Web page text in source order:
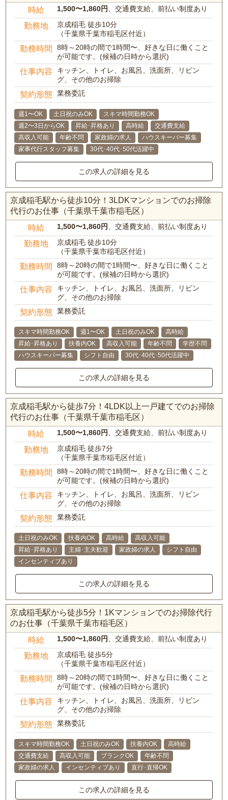
時給 1,500〜1,860円 、交通費支給、前払い制度あり
勤務地
京成稲毛 徒歩10分
（千葉県千葉市稲毛区付近）
勤務時間
8時～20時の間で1時間〜、好きな日に働くこと
が可能です。(候補の日時から選択)
仕事内容
キッチン、トイレ、お風呂、洗面所、リビン
グ、その他のお掃除
契約形態 業務委託
週1〜OK 土日祝のみOK
スキマ時間勤務OK
週2〜3日からOK
昇給･昇格あり 高時給
交通費支給
高収入可能
年齢不問 家政婦の求人
ハウスキーパー募集
家事代行スタッフ募集
30代･40代･50代活躍中
この求人の詳細を見る
京成稲毛駅から徒歩10分！3LDKマンションでのお掃除
代行のお仕事（千葉県千葉市稲毛区）
時給 1,500〜1,860円 、交通費支給、前払い制度あり
勤務地
京成稲毛 徒歩10分
（千葉県千葉市稲毛区付近）
勤務時間
8時～20時の間で1時間〜、好きな日に働くこと
が可能です。(候補の日時から選択)
仕事内容
キッチン、トイレ、お風呂、洗面所、リビン
グ、その他のお掃除
契約形態 業務委託
スキマ時間勤務OK 週1〜OK 土日祝のみOK
高時給
昇給･昇格あり
扶養内OK 高収入可能 年齢不問
学歴不問
ハウスキーパー募集
シフト自由 30代･40代･50代活躍中
この求人の詳細を見る
京成稲毛駅から徒歩7分！4LDK以上一戸建てでのお掃除
代行のお仕事（千葉県千葉市稲毛区）
時給 1,500〜1,860円 、交通費支給、前払い制度あり
勤務地
京成稲毛 徒歩7分
（千葉県千葉市稲毛区付近）
勤務時間
8時～20時の間で1時間〜、好きな日に働くこと
が可能です。(候補の日時から選択)
仕事内容
キッチン、トイレ、お風呂、洗面所、リビン
グ、その他のお掃除
契約形態 業務委託
土日祝のみOK 扶養内OK 高時給
高収入可能
昇給･昇格あり
主婦･主夫歓迎 家政婦の求人
シフト自由
インセンティブあり
この求人の詳細を見る
京成稲毛駅から徒歩5分！1Kマンションでのお掃除代行
のお仕事（千葉県千葉市稲毛区）
時給 1,500〜1,860円 、交通費支給、前払い制度あり
勤務地
京成稲毛 徒歩5分
（千葉県千葉市稲毛区付近）
勤務時間
8時～20時の間で1時間〜、好きな日に働くこと
が可能です。(候補の日時から選択)
仕事内容
キッチン、トイレ、お風呂、洗面所、リビン
グ、その他のお掃除
契約形態 業務委託
スキマ時間勤務OK 土日祝のみOK 扶養内OK
高時給
交通費支給
高収入可能 ブランクOK
年齢不問
家政婦の求人
インセンティブあり 直行･直帰OK
この求人の詳細を見る